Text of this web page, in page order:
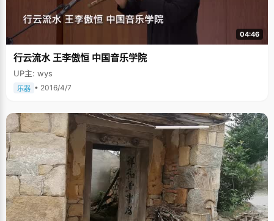
04:46
行云流水 王李傲恒 中国音乐学院
UP主: wys
乐器 • 2016/4/7